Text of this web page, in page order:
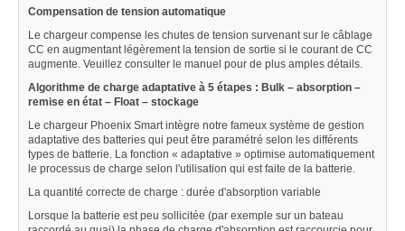
Compensation de tension automatique
Le chargeur compense les chutes de tension survenant sur le câblage
CC en augmentant légèrement la tension de sortie si le courant de CC
augmente. Veuillez consulter le manuel pour de plus amples détails.
Algorithme de charge adaptative à 5 étapes : Bulk – absorption –
remise en état – Float – stockage
Le chargeur Phoenix Smart intègre notre fameux système de gestion
adaptative des batteries qui peut être paramétré selon les différents
types de batterie. La fonction « adaptative » optimise automatiquement
le processus de charge selon l'utilisation qui est faite de la batterie.
La quantité correcte de charge : durée d'absorption variable
Lorsque la batterie est peu sollicitée (par exemple sur un bateau